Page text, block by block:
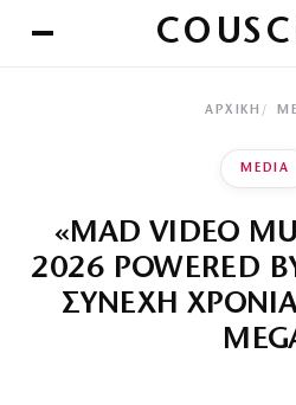
ΑΡΧΙΚΉ
MEDIA
«MAD VIDEO
2026 POWERED
ΣΥΝΕΧΗ